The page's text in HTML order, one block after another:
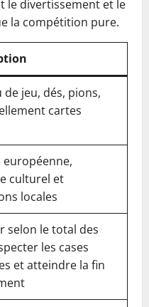
le divertissement et le
la compétition pure.
de jeu, dés, pions,
cartes
européenne,
culturel et
locales
selon le total des
les cases
et atteindre la fin